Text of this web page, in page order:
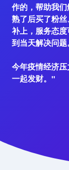
作的，帮助我
熟了后买了粉
补上，服务态
到当天解决问题
今年疫情经济压
一起发财。"